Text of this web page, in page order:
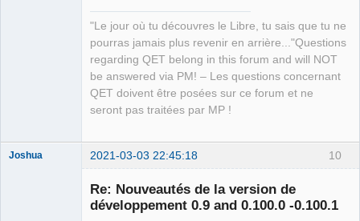
"Le jour où tu découvres le Libre, tu sais que tu ne
pourras jamais plus revenir en arrière..."Questions
regarding QET belong in this forum and will NOT
be answered via PM! – Les questions concernant
QET doivent être posées sur ce forum et ne
seront pas traitées par MP !
10
Joshua 2021-03-03 22:45:18
Re: Nouveautés de la version de
développement 0.9 and 0.100.0 -0.100.1